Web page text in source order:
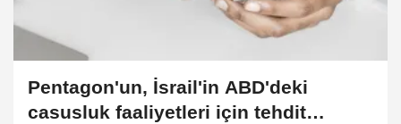
Pentagon'un, İsrail'in ABD'deki
casusluk faaliyetleri için tehdit